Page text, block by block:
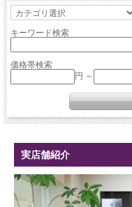
キーワード検索
価格帯検索
円 ～
実店舗紹介